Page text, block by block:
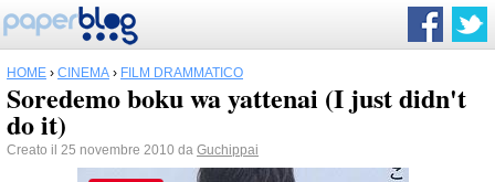
HOME › CINEMA › FILM DRAMMATICO
Soredemo boku wa yattenai (I just didn't
do it)
Creato il 25 novembre 2010 da Guchippai